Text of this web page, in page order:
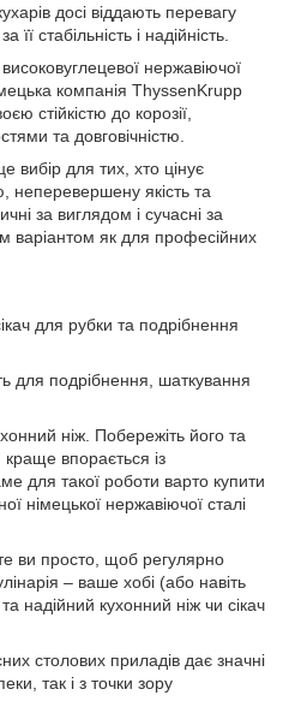
досі віддають перевагу
її стабільність і надійність.
нержавіючої
компанія ThyssenKrupp
стійкістю до корозії,
та довговічністю.
вибір для тих, хто цінує
неперевершену якість та
за виглядом і сучасні за
варіантом як для професійних
для рубки та подрібнення
для подрібнення, шаткування
ніж. Побережіть його та
краще впорається із
для такої роботи варто купити
німецької нержавіючої сталі
ви просто, щоб регулярно
– ваше хобі (або навіть
надійний кухонний ніж чи сікач
столових приладів дає значні
так і з точки зору